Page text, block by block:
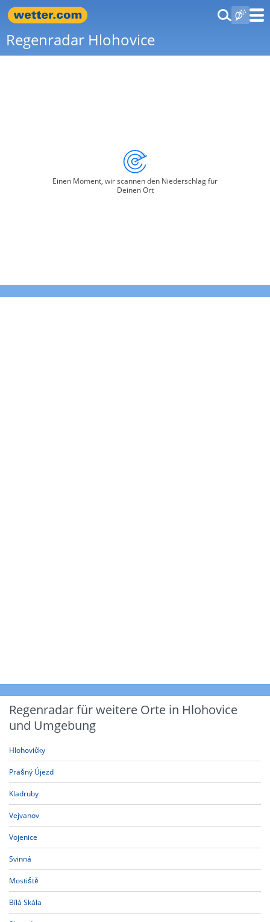
Regenradar Hlohovice
Einen Moment, wir scannen den Niederschlag für
Deinen Ort
Regenradar für weitere Orte in Hlohovice
und Umgebung
Hlohovičky
Prašný Újezd
Kladruby
Vejvanov
Vojenice
Svinná
Mostiště
Bílá Skála